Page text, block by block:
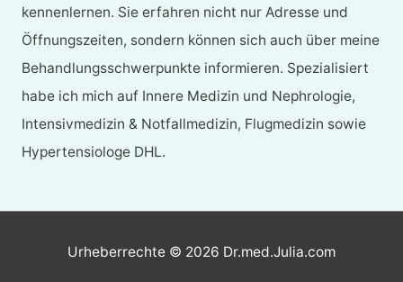
kennenlernen. Sie erfahren nicht nur Adresse und
Öffnungszeiten, sondern können sich auch über meine
Behandlungsschwerpunkte informieren. Spezialisiert
habe ich mich auf Innere Medizin und Nephrologie,
Intensivmedizin & Notfallmedizin, Flugmedizin sowie
Hypertensiologe DHL.
Urheberrechte © 2026 Dr.med.Julia.com